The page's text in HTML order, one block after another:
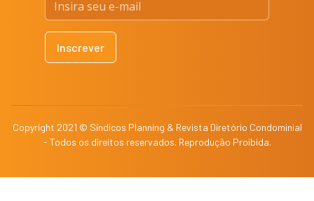
Copyright 2021 © Síndicos Planning & Revista Diretório Condominial
- Todos os direitos reservados. Reprodução Proibida.